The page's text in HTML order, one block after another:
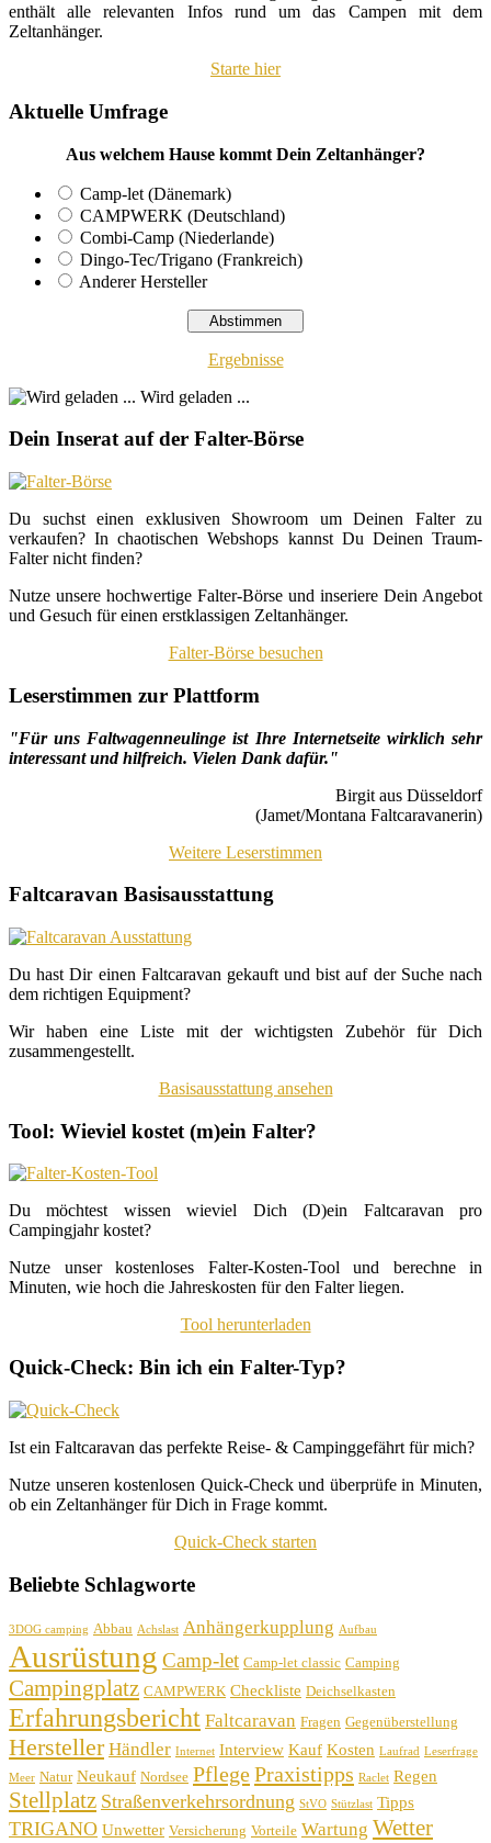
enthält alle relevanten Infos rund um das Campen mit dem
Zeltanhänger.
Starte hier
Aktuelle Umfrage
Aus welchem Hause kommt Dein Zeltanhänger?
Camp-let (Dänemark)
CAMPWERK (Deutschland)
Combi-Camp (Niederlande)
Dingo-Tec/Trigano (Frankreich)
Anderer Hersteller
Ergebnisse
Wird geladen ...
Dein Inserat auf der Falter-Börse
Du suchst einen exklusiven Showroom um Deinen Falter zu
verkaufen? In chaotischen Webshops kannst Du Deinen Traum-
Falter nicht finden?
Nutze unsere hochwertige Falter-Börse und inseriere Dein Angebot
und Gesuch für einen erstklassigen Zeltanhänger.
Falter-Börse besuchen
Leserstimmen zur Plattform
"Für uns Faltwagenneulinge ist Ihre Internetseite wirklich sehr
interessant und hilfreich. Vielen Dank dafür."
Birgit aus Düsseldorf
(Jamet/Montana Faltcaravanerin)
Weitere Leserstimmen
Faltcaravan Basisausstattung
Du hast Dir einen Faltcaravan gekauft und bist auf der Suche nach
dem richtigen Equipment?
Wir haben eine Liste mit der wichtigsten Zubehör für Dich
zusammengestellt.
Basisausstattung ansehen
Tool: Wieviel kostet (m)ein Falter?
Du möchtest wissen wieviel Dich (D)ein Faltcaravan pro
Campingjahr kostet?
Nutze unser kostenloses Falter-Kosten-Tool und berechne in
Minuten, wie hoch die Jahreskosten für den Falter liegen.
Tool herunterladen
Quick-Check: Bin ich ein Falter-Typ?
Ist ein Faltcaravan das perfekte Reise- & Campinggefährt für mich?
Nutze unseren kostenlosen Quick-Check und überprüfe in Minuten,
ob ein Zeltanhänger für Dich in Frage kommt.
Quick-Check starten
Beliebte Schlagworte
3DOG camping Abbau Achslast Anhängerkupplung Aufbau
Ausrüstung Camp-let Camp-let classic Camping
Campingplatz CAMPWERK Checkliste Deichselkasten
Erfahrungsbericht Faltcaravan Fragen Gegenüberstellung
Hersteller Händler Internet Interview Kauf Kosten Laufrad Leserfrage
Meer Natur Neukauf Nordsee PflegePraxistipps Raclet Regen
Stellplatz Straßenverkehrsordnung StVO Stützlast Tipps
TRIGANO Unwetter Versicherung Vorteile Wartung Wetter